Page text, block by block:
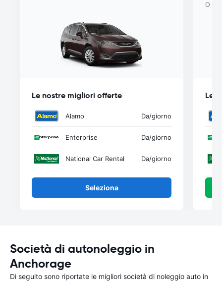
Le nostre migliori offerte
Alamo Da/giorno
Enterprise Da/giorno
National Car Rental Da/giorno
Seleziona
O
Le
Società di autonoleggio in
Anchorage
Di seguito sono riportate le migliori società di noleggio auto in